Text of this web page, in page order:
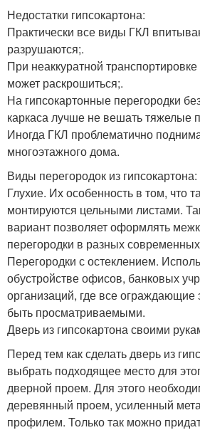
Недостатки гипсокартона:
Практически все виды ГКЛ
разрушаются;.
При неаккуратной
может раскрошиться;.
На гипсокартонные перегородки
каркаса лучше не вешать тяжелые
Иногда ГКЛ проблематично
многоэтажного дома.
Виды перегородок из гипсокартона:
Глухие. Их особенность в том, что
монтируются цельными листами.
вариант позволяет оформлять
перегородки в разных
Перегородки с остеклением.
обустройстве офисов, банковых
организаций, где все
быть просматриваемыми.
Дверь из гипсокартона своими
Перед тем как сделать дверь из
выбрать подходящее место для
дверной проем. Для этого
деревянный проем, усиленный
профилем. Только так можно